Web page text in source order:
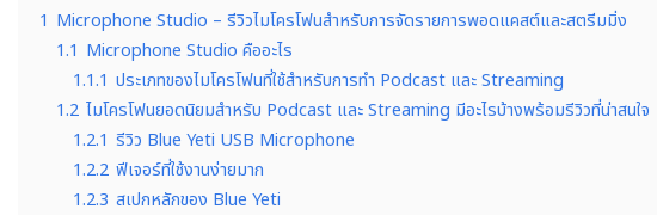
1 Microphone Studio – รีวิวไมโครโฟนสำหรับการจัดรายการพอดแคสต์และสตรีมมิ่ง
1.1 Microphone Studio คืออะไร
1.1.1 ประเภทของไมโครโฟนที่ใช้สำหรับการทำ Podcast และ Streaming
1.2 ไมโครโฟนยอดนิยมสำหรับ Podcast และ Streaming มีอะไรบ้างพร้อมรีวิวที่น่าสนใจ
1.2.1 รีวิว Blue Yeti USB Microphone
1.2.2 ฟีเจอร์ที่ใช้งานง่ายมาก
1.2.3 สเปกหลักของ Blue Yeti